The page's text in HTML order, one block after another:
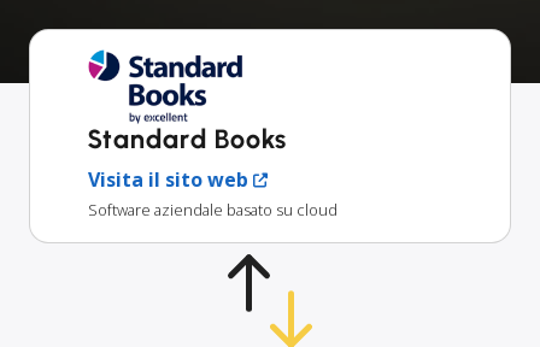
Standard Books
Visita il sito web
Software aziendale basato su cloud